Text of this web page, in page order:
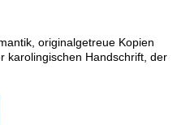
originalgetreue Kopien
karolingischen Handschrift, der